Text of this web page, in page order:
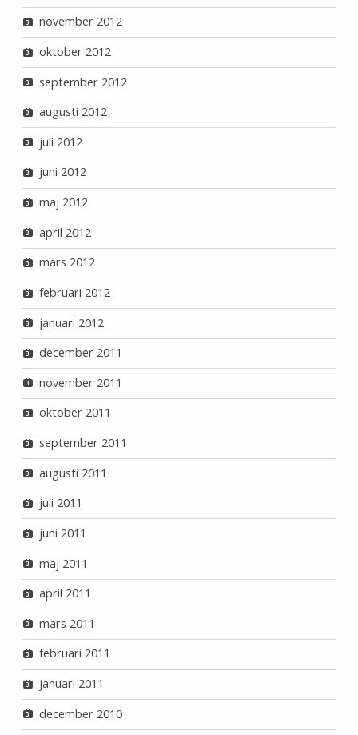
november 2012
oktober 2012
september 2012
augusti 2012
juli 2012
juni 2012
maj 2012
april 2012
mars 2012
februari 2012
januari 2012
december 2011
november 2011
oktober 2011
september 2011
augusti 2011
juli 2011
juni 2011
maj 2011
april 2011
mars 2011
februari 2011
januari 2011
december 2010